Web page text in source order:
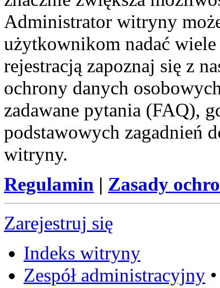
Administrator witryny
użytkownikom nadać
rejestracją zapoznaj się z
ochrony danych
zadawane pytania (FAQ),
podstawowych zagadnień
witryny.
Regulamin | Zasady
Zarejestruj się
Indeks witryny
Zespół administracyjny